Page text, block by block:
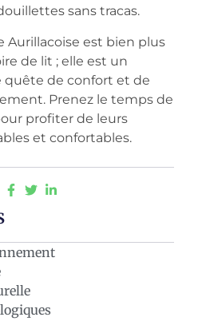
sans tracas.
Aurillacoise est bien plus
de lit ; elle est un
quête de confort et de
Prenez le temps de
profiter de leurs
et confortables.